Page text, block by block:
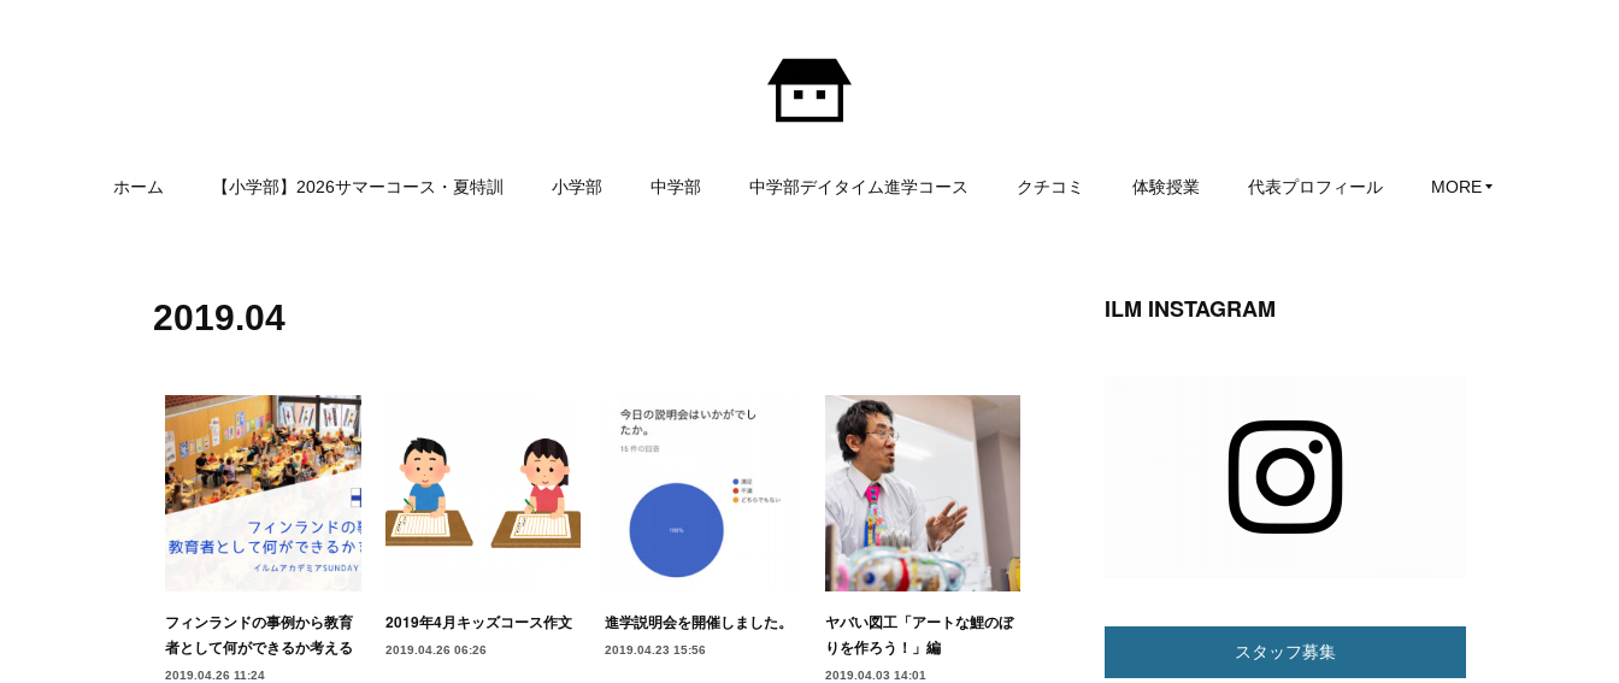
ホーム 【小学部】2026サマーコース・夏特訓 小学部 中学部 中学部デイタイム進学コース クチコミ 体験授業 代表プロフィール MORE
2019.04
フィンランドの事例から教育
者として何ができるか考える
2019.04.26 11:24
2019年4月キッズコース作文
2019.04.26 06:26
進学説明会を開催しました。
2019.04.23 15:56
ヤバい図工「アートな鯉のぼ
りを作ろう！」編
2019.04.03 14:01
ILM INSTAGRAM
スタッフ募集